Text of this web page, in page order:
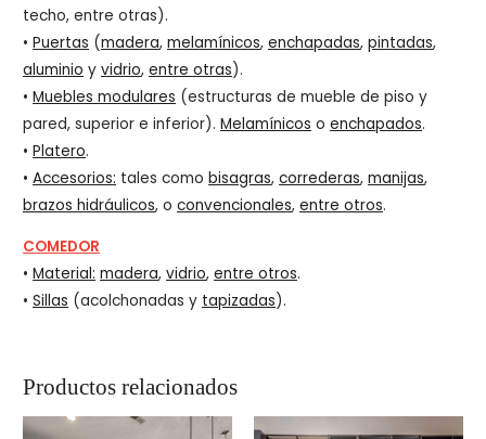
techo, entre otras).
•Puertas (madera,melamínicos,enchapadas,pintadas,
aluminio yvidrio,entre otras).
•Muebles modulares (estructuras de mueble de piso y
pared, superior e inferior).Melamínicos oenchapados.
•Platero.
•Accesorios: tales comobisagras,correderas,manijas,
brazos hidráulicos, oconvencionales,entre otros.
COMEDOR
•Material: madera,vidrio,entre otros.
•Sillas (acolchonadas y tapizadas).
Productos relacionados